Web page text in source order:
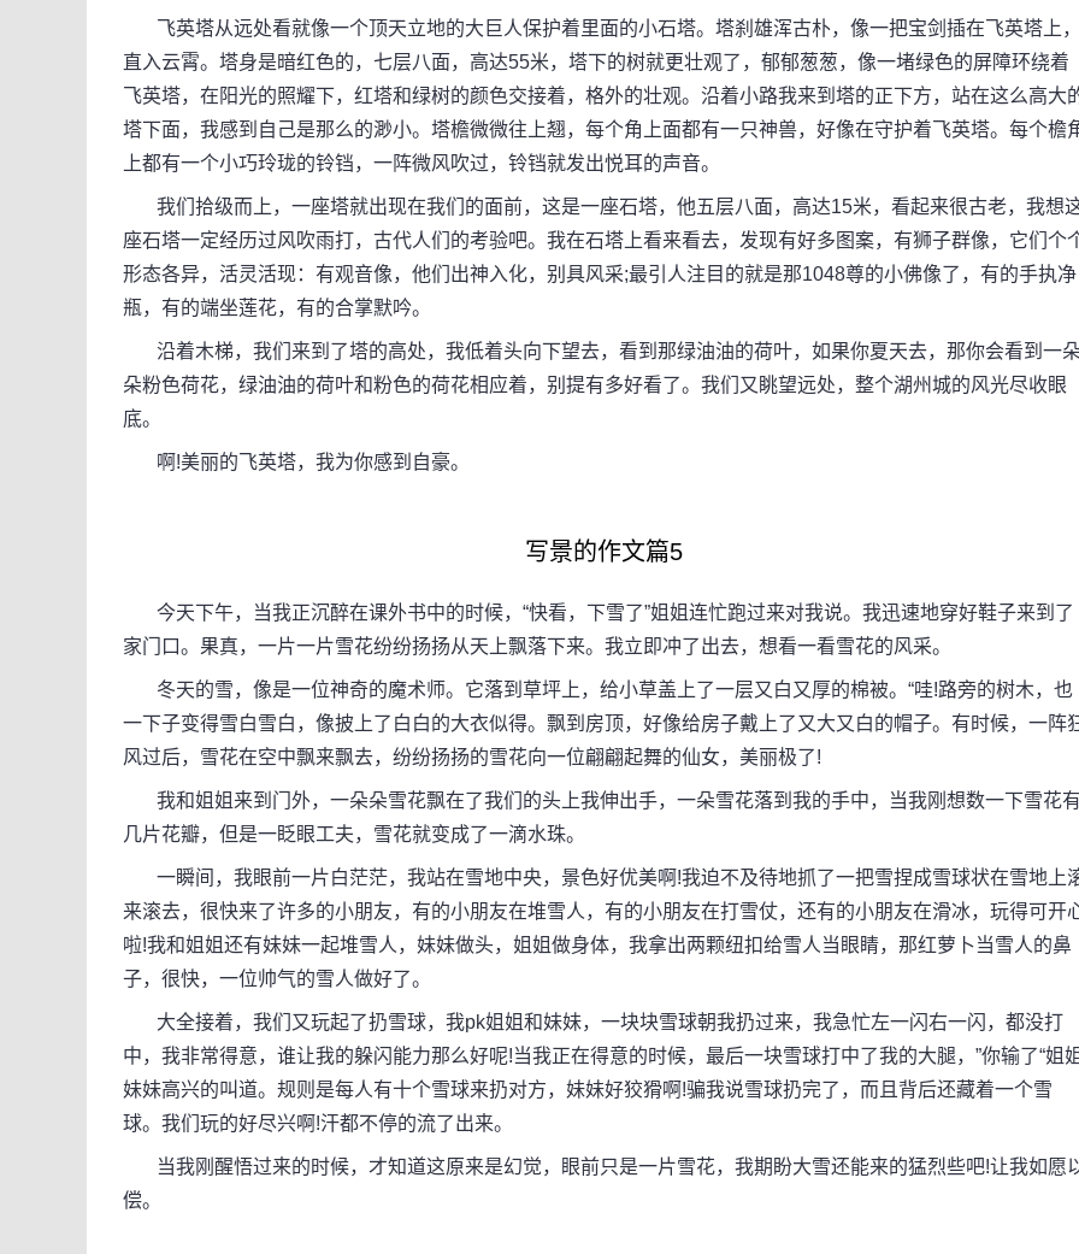
飞英塔从远处看就像一个顶天立地的大巨人保护着里面的小石塔。塔刹雄浑古朴，像一把宝剑插在飞英塔上，
直入云霄。塔身是暗红色的，七层八面，高达55米，塔下的树就更壮观了，郁郁葱葱，像一堵绿色的屏障环绕着
飞英塔，在阳光的照耀下，红塔和绿树的颜色交接着，格外的壮观。沿着小路我来到塔的正下方，站在这么高大
塔下面，我感到自己是那么的渺小。塔檐微微往上翘，每个角上面都有一只神兽，好像在守护着飞英塔。每个檐
上都有一个小巧玲珑的铃铛，一阵微风吹过，铃铛就发出悦耳的声音。
我们拾级而上，一座塔就出现在我们的面前，这是一座石塔，他五层八面，高达15米，看起来很古老，我想
座石塔一定经历过风吹雨打，古代人们的考验吧。我在石塔上看来看去，发现有好多图案，有狮子群像，它们个
形态各异，活灵活现：有观音像，他们出神入化，别具风采;最引人注目的就是那1048尊的小佛像了，有的手执净
瓶，有的端坐莲花，有的合掌默吟。
沿着木梯，我们来到了塔的高处，我低着头向下望去，看到那绿油油的荷叶，如果你夏天去，那你会看到一朵
朵粉色荷花，绿油油的荷叶和粉色的荷花相应着，别提有多好看了。我们又眺望远处，整个湖州城的风光尽收眼
底。
啊!美丽的飞英塔，我为你感到自豪。
写景的作文篇5
今天下午，当我正沉醉在课外书中的时候，“快看，下雪了”姐姐连忙跑过来对我说。我迅速地穿好鞋子来到了
家门口。果真，一片一片雪花纷纷扬扬从天上飘落下来。我立即冲了出去，想看一看雪花的风采。
冬天的雪，像是一位神奇的魔术师。它落到草坪上，给小草盖上了一层又白又厚的棉被。“哇!路旁的树木，也
一下子变得雪白雪白，像披上了白白的大衣似得。飘到房顶，好像给房子戴上了又大又白的帽子。有时候，一阵
风过后，雪花在空中飘来飘去，纷纷扬扬的雪花向一位翩翩起舞的仙女，美丽极了!
我和姐姐来到门外，一朵朵雪花飘在了我们的头上我伸出手，一朵雪花落到我的手中，当我刚想数一下雪花有
几片花瓣，但是一眨眼工夫，雪花就变成了一滴水珠。
一瞬间，我眼前一片白茫茫，我站在雪地中央，景色好优美啊!我迫不及待地抓了一把雪捏成雪球状在雪地上
来滚去，很快来了许多的小朋友，有的小朋友在堆雪人，有的小朋友在打雪仗，还有的小朋友在滑冰，玩得可开
啦!我和姐姐还有妹妹一起堆雪人，妹妹做头，姐姐做身体，我拿出两颗纽扣给雪人当眼睛，那红萝卜当雪人的鼻
子，很快，一位帅气的雪人做好了。
大全接着，我们又玩起了扔雪球，我pk姐姐和妹妹，一块块雪球朝我扔过来，我急忙左一闪右一闪，都没打
中，我非常得意，谁让我的躲闪能力那么好呢!当我正在得意的时候，最后一块雪球打中了我的大腿，”你输了“姐姐
妹妹高兴的叫道。规则是每人有十个雪球来扔对方，妹妹好狡猾啊!骗我说雪球扔完了，而且背后还藏着一个雪
球。我们玩的好尽兴啊!汗都不停的流了出来。
当我刚醒悟过来的时候，才知道这原来是幻觉，眼前只是一片雪花，我期盼大雪还能来的猛烈些吧!让我如愿
偿。